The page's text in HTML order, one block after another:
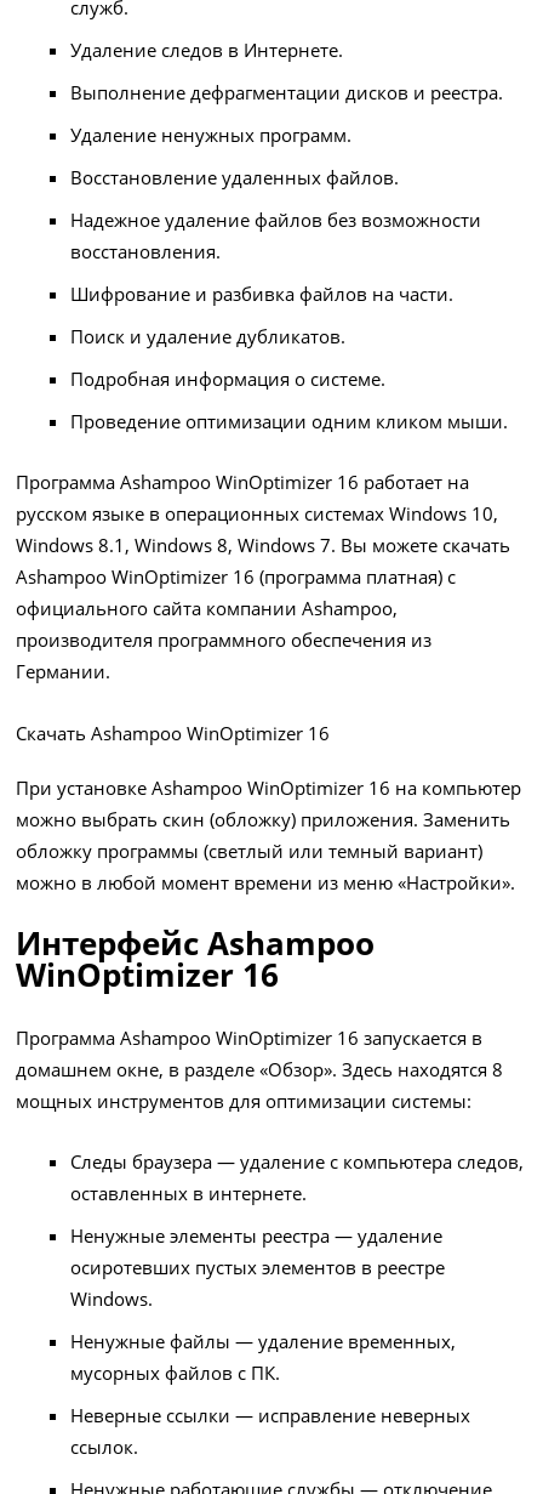
служб.
Удаление следов в Интернете.
Выполнение дефрагментации дисков и реестра.
Удаление ненужных программ.
Восстановление удаленных файлов.
Надежное удаление файлов без возможности
восстановления.
Шифрование и разбивка файлов на части.
Поиск и удаление дубликатов.
Подробная информация о системе.
Проведение оптимизации одним кликом мыши.
Программа Ashampoo WinOptimizer 16 работает на
русском языке в операционных системах Windows 10,
Windows 8.1, Windows 8, Windows 7. Вы можете скачать
Ashampoo WinOptimizer 16 (программа платная) с
официального сайта компании Ashampoo,
производителя программного обеспечения из
Германии.
Скачать Ashampoo WinOptimizer 16
При установке Ashampoo WinOptimizer 16 на компьютер
можно выбрать скин (обложку) приложения. Заменить
обложку программы (светлый или темный вариант)
можно в любой момент времени из меню «Настройки».
Интерфейс Ashampoo
WinOptimizer 16
Программа Ashampoo WinOptimizer 16 запускается в
домашнем окне, в разделе «Обзор». Здесь находятся 8
мощных инструментов для оптимизации системы:
Следы браузера — удаление с компьютера следов,
оставленных в интернете.
Ненужные элементы реестра — удаление
осиротевших пустых элементов в реестре
Windows.
Ненужные файлы — удаление временных,
мусорных файлов с ПК.
Неверные ссылки — исправление неверных
ссылок.
Ненужные работающие службы — отключение